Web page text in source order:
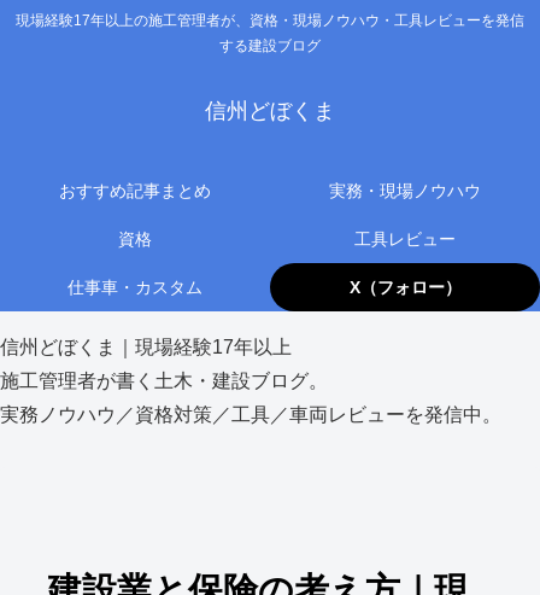
現場経験17年以上の施工管理者が、資格・現場ノウハウ・工具レビューを発信
する建設ブログ
信州どぼくま
おすすめ記事まとめ 実務・現場ノウハウ
資格 工具レビュー
仕事車・カスタム X（フォロー）
信州どぼくま｜現場経験17年以上
施工管理者が書く土木・建設ブログ。
実務ノウハウ／資格対策／工具／車両レビューを発信中。